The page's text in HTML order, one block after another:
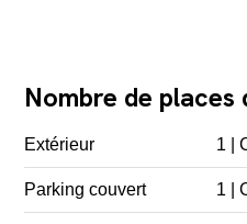
Nombre de places
Extérieur 1 |
Parking couvert 1 |